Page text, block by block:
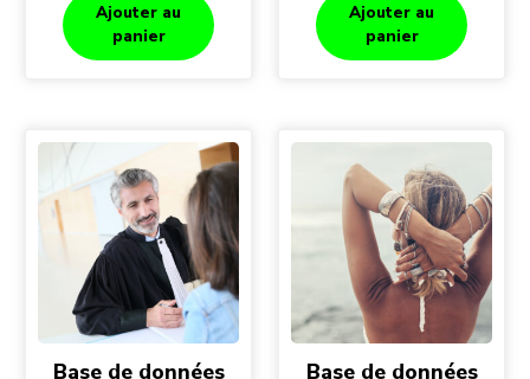
Ajouter au
panier
Ajouter au
panier
Base de données
Base de données